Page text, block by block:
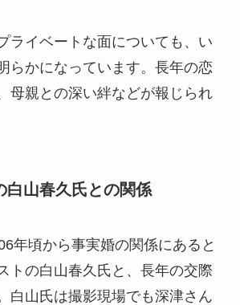
ライベートな面についても、い
らかになっています。長年の恋
母親との深い絆などが報じられ
白山春久氏との関係
年頃から事実婚の関係にあると
トの白山春久氏と、長年の交際
白山氏は撮影現場でも深津さん